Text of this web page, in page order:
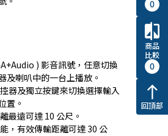
) 影音訊號，任意切換
及喇叭中的一台上播放。
器及獨立按鍵來切換選擇輸入
置。
最遠可達 10 公尺。
，有效傳輸距離可達 30 公
0
compare
商品
比較
0
north
回頂部